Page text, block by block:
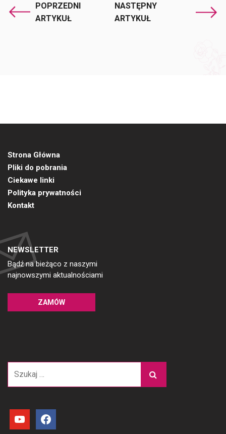
POPRZEDNI
ARTYKUŁ
NASTĘPNY
ARTYKUŁ
Strona Główna
Pliki do pobrania
Ciekawe linki
Polityka prywatności
Kontakt
NEWSLETTER
Bądź na bieżąco z naszymi
najnowszymi aktualnościami
ZAMÓW
youtube facebook